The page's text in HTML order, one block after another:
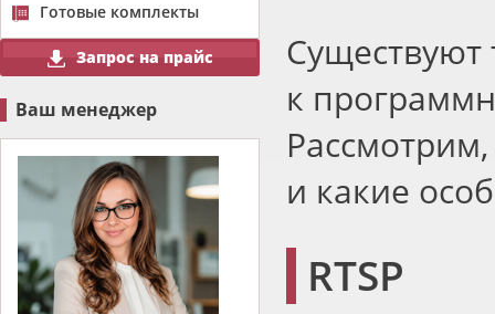
Готовые комплекты
Запрос на прайс
Ваш менеджер
к
и какие
RTSP